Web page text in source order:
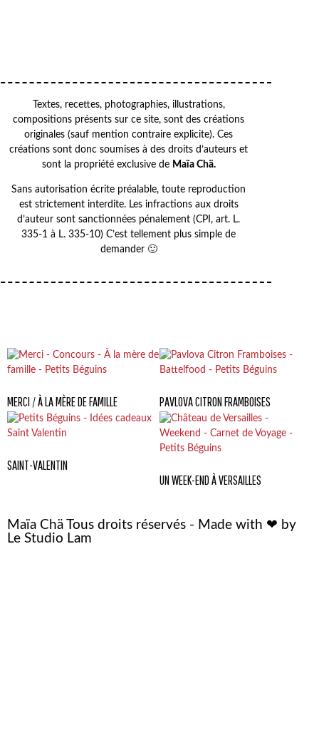
Textes, recettes, photographies, illustrations,
compositions présents sur ce site, sont des créations
originales (sauf mention contraire explicite). Ces
créations sont donc soumises à des droits d’auteurs et
sont la propriété exclusive de Maïa Chä.
Sans autorisation écrite préalable, toute reproduction
est strictement interdite. Les infractions aux droits
d’auteur sont sanctionnées pénalement (CPI, art. L.
335-1 à L. 335-10) C’est tellement plus simple de
demander 🙂
MERCI / À LA MÈRE DE FAMILLE PAVLOVA CITRON FRAMBOISES
SAINT-VALENTIN
UN WEEK-END À VERSAILLES
Maïa Chä Tous droits réservés - Made with ❤ by
Le Studio Lam